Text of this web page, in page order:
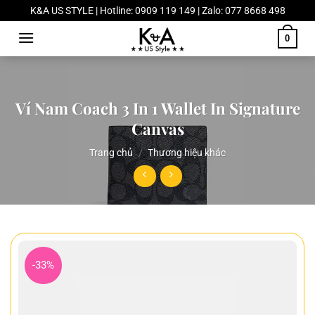
Chuyển
đến
dung
K&A US STYLE | Hotline: 0909 119 149 | Zalo: 077 8668 498
0
Ví Nam Coach 3 In 1 Wallet In Signature
Canvas
Trang chủ / Thương hiệu khác
-33%